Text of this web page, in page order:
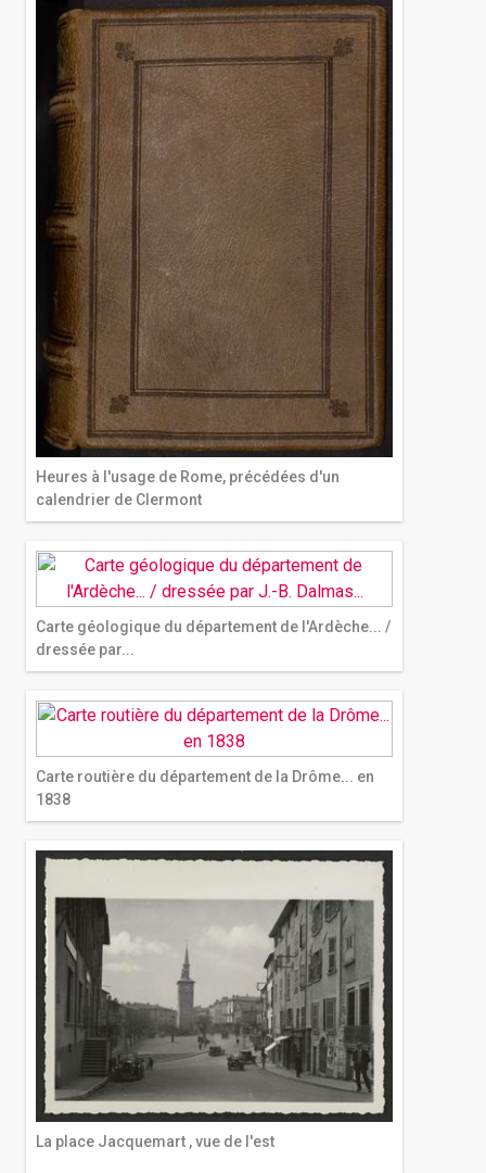
Heures à l'usage de Rome, précédées d'un
calendrier de Clermont
Carte géologique du département de l'Ardèche... /
dressée par...
Carte routière du département de la Drôme... en
1838
La place Jacquemart , vue de l'est